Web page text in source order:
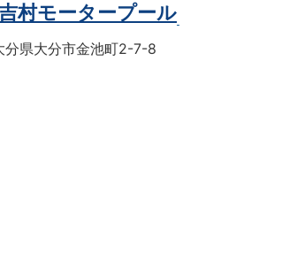
村モータープール
分県大分市金池町2-7-8